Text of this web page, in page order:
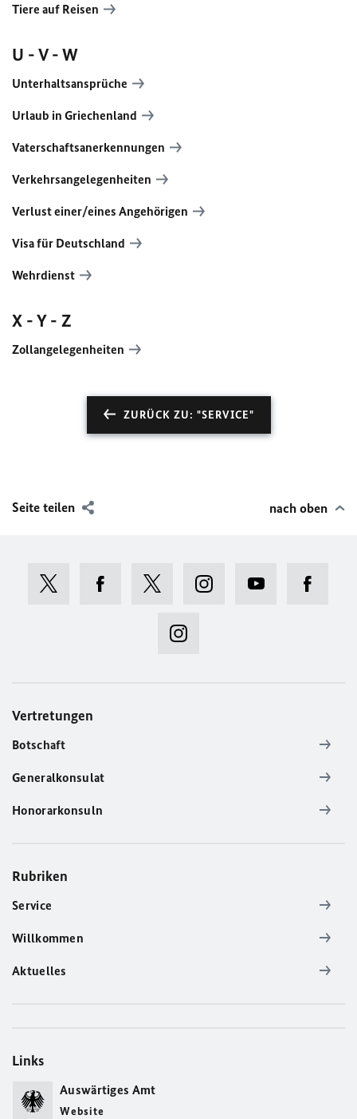
Tiere auf Reisen
U - V - W
Unterhaltsansprüche
Urlaub in Griechenland
Vaterschaftsanerkennungen
Verkehrsangelegenheiten
Verlust einer/eines Angehörigen
Visa für Deutschland
Wehrdienst
X - Y - Z
Zollangelegenheiten
ZURÜCK ZU: "SERVICE"
Seite teilen nach oben
Vertretungen
Botschaft
Generalkonsulat
Honorarkonsuln
Rubriken
Service
Willkommen
Aktuelles
Links
Auswärtiges Amt
Website